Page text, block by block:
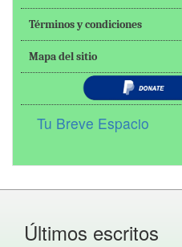
Términos y condiciones
Mapa del sitio
Tu Breve Espacio
Últimos escritos